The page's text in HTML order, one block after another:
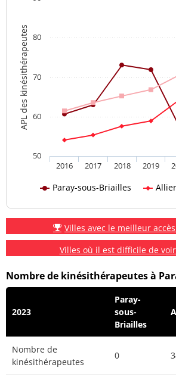
APL des kinésithérapeutes
Paray-sous-Briailles Allier
2016 2017 2018 2019
50
60
70
80
Villes avec le meilleur
Villes où il est difficile de
Nombre de kinésithérapeutes à
2023
Paray-
sous-
Briailles
Nombre de
kinésithérapeutes
0